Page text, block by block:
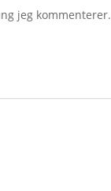
jeg kommenterer.